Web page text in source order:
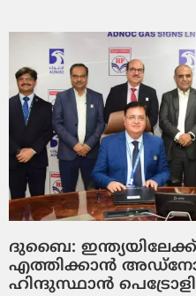
ദുബൈ:
എത്തിക്കാൻ
ഹിന്ദുസ്ഥാൻ